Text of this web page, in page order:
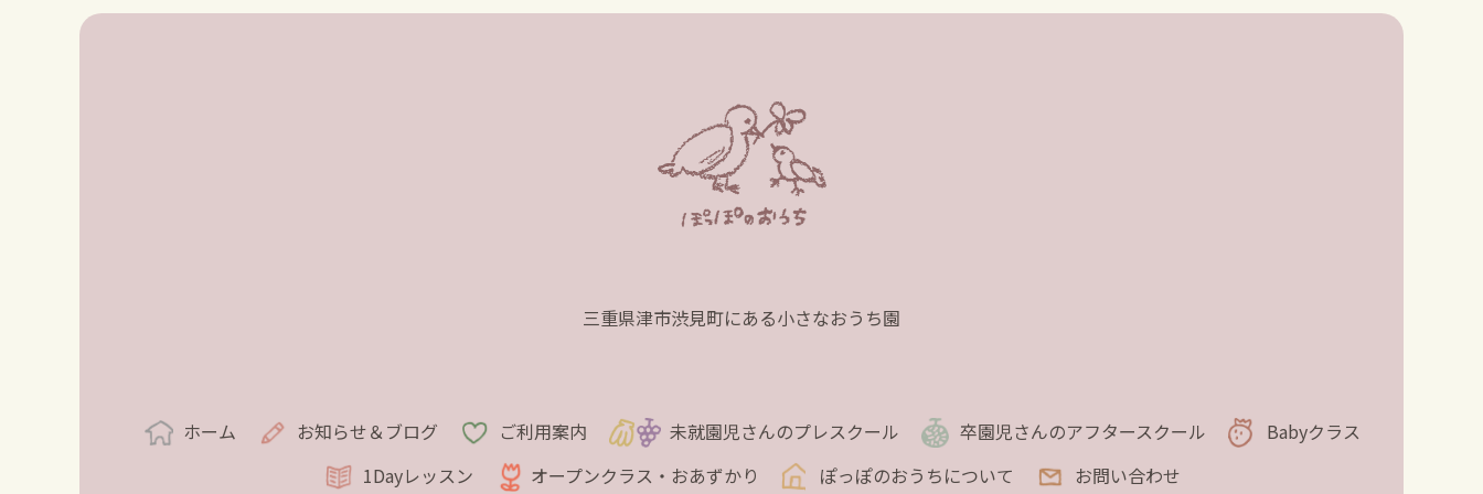
三重県津市渋見町にある小さなおうち園
ホーム お知らせ＆ブログ ご利用案内 未就園児さんのプレスクール 卒園児さんのアフタースクール
Babyクラス
1Dayレッスン
オープンクラス・おあずかり ぽっぽのおうちについて お問い合わせ